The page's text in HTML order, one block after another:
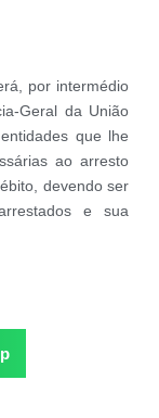
por intermédio
Geral da União
que lhe
ao arresto
devendo ser
e sua